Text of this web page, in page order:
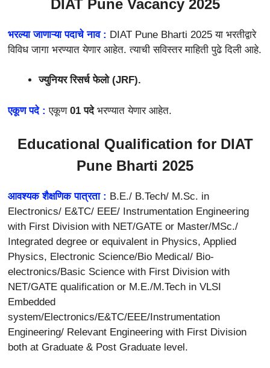
DIAT Pune Vacancy 2025
भरल्या जाणाऱ्या पदाचे नाव : DIAT Pune Bharti 2025 या भरतीद्वारे
विविध जागा भरण्यात येणार आहेत. त्याची सविस्तर माहिती पुढे दिली आहे.
ज्युनियर रिसर्च फेलो (JRF).
एकूण पदे :एकूण 01 पदेभरण्यात येणार आहेत.
Educational Qualification for DIAT
Pune Bharti 2025
आवश्यक शैक्षणिक पात्रता : B.E./ B.Tech/ M.Sc. in
Electronics/ E&TC/ EEE/ Instrumentation Engineering
with First Division with NET/GATE or Master/MSc./
Integrated degree or equivalent in Physics, Applied
Physics, Electronic Science/Bio Medical/ Bio-
electronics/Basic Science with First Division with
NET/GATE qualification or M.E./M.Tech in VLSI
Embedded
system/Electronics/E&TC/EEE/Instrumentation
Engineering/ Relevant Engineering with First Division
both at Graduate & Post Graduate level.